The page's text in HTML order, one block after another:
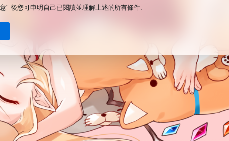
" 後您可申明自己已閱讀並理解上述的所有條件.